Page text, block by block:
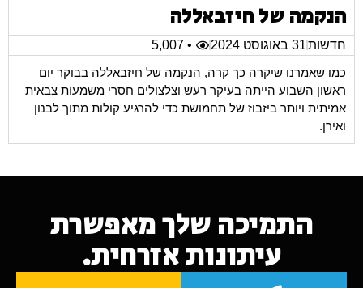
הנקמה של חיזבאללה
חדשות31 באוגוסט 2024
• 5,007
כמו שאמרנו שיקרה כך קרה, הנקמה של חיזבאללה בבוקר יום
ראשון השבוע הייתה בעיקר רעש וצלצולים חסרי משמעות צבאית
אמיתית ויותר ביזבוז של תחמושת כדי להרגיע קולות מתוך לבנון
ואירן.
התמיכה שלך מאפשרת
עיתונות אזרחית.